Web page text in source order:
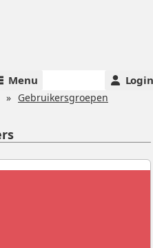
Menu Login
Gebruikersgroepen